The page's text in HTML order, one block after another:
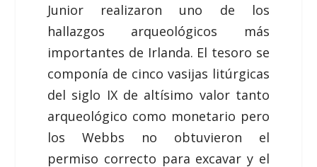
Junior realizaron uno de los
hallazgos arqueológicos más
importantes de Irlanda. El tesoro se
componía de cinco vasijas litúrgicas
del siglo IX de altísimo valor tanto
arqueológico como monetario pero
los Webbs no obtuvieron el
permiso correcto para excavar y el